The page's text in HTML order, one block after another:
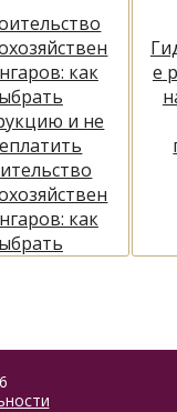
как
е